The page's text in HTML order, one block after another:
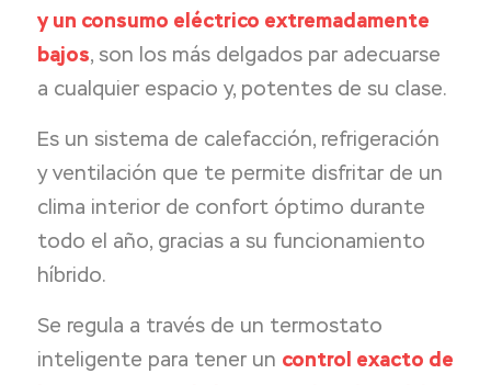
y un consumo eléctrico extremadamente
bajos, son los más delgados par adecuarse
a cualquier espacio y, potentes de su clase.
Es un sistema de calefacción, refrigeración
y ventilación que te permite disfritar de un
clima interior de confort óptimo durante
todo el año, gracias a su funcionamiento
híbrido.
Se regula a través de un termostato
inteligente para tener un control exacto de